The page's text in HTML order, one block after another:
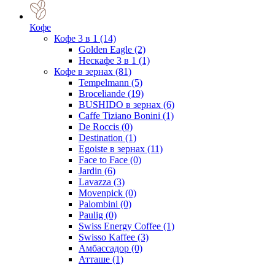
Кофе
Кофе 3 в 1 (14)
Golden Eagle (2)
Нескафе 3 в 1 (1)
Кофе в зернах (81)
Tempelmann (5)
Broceliande (19)
BUSHIDO в зернах (6)
Caffe Tiziano Bonini (1)
De Roccis (0)
Destination (1)
Egoiste в зернах (11)
Face to Face (0)
Jardin (6)
Lavazza (3)
Movenpick (0)
Palombini (0)
Paulig (0)
Swiss Energy Coffee (1)
Swisso Kaffee (3)
Амбассадор (0)
Атташе (1)